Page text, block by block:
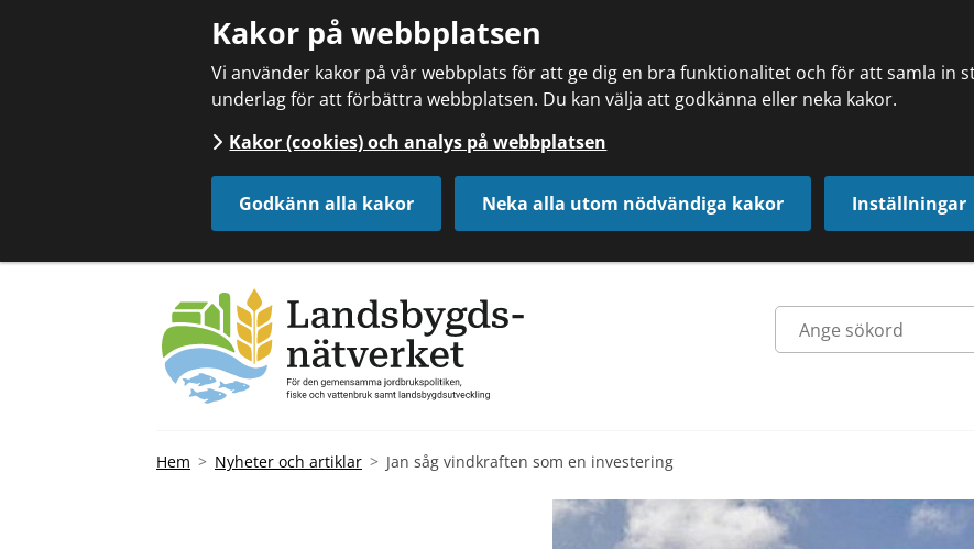
Kakor på webbplatsen
Vi använder kakor på vår webbplats för att ge dig en bra funktionalitet och för att samla in
underlag för att förbättra webbplatsen. Du kan välja att godkänna eller neka kakor.
Kakor (cookies) och analys på webbplatsen
Godkänn alla kakor Neka alla utom nödvändiga kakor Inställningar
Hem Nyheter och artiklar Jan såg vindkraften som en investering